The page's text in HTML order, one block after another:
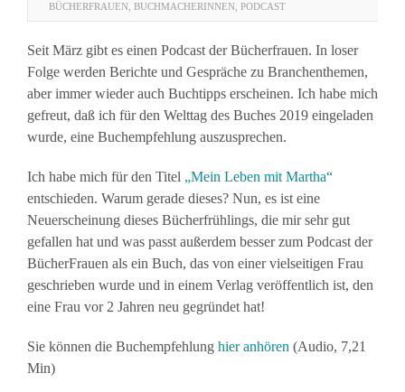
BÜCHERFRAUEN BUCHMACHERINNEN PODCAST
Seit März gibt es einen Podcast der Bücherfrauen. In loser
Folge werden Berichte und Gespräche zu Branchenthemen,
aber immer wieder auch Buchtipps erscheinen. Ich habe mich
gefreut, daß ich für den Welttag des Buches 2019 eingeladen
wurde, eine Buchempfehlung auszusprechen.
Ich habe mich für den Titel „Mein Leben mit Martha“
entschieden. Warum gerade dieses? Nun, es ist eine
Neuerscheinung dieses Bücherfrühlings, die mir sehr gut
gefallen hat und was passt außerdem besser zum Podcast der
BücherFrauen als ein Buch, das von einer vielseitigen Frau
geschrieben wurde und in einem Verlag veröffentlich ist, den
eine Frau vor 2 Jahren neu gegründet hat!
Sie können die Buchempfehlung hier anhören (Audio, 7,21
Min)